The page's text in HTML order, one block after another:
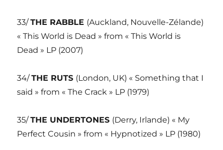
33/THE RABBLE (Auckland, Nouvelle-Zélande)
« This World is Dead » from « This World is
Dead » LP (2007)
34/THE RUTS (London, UK) « Something that I
said » from « The Crack » LP (1979)
35/THE UNDERTONES (Derry, Irlande) « My
Perfect Cousin » from « Hypnotized » LP (1980)